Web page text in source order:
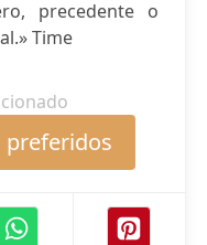
precedente o
Time
preferidos